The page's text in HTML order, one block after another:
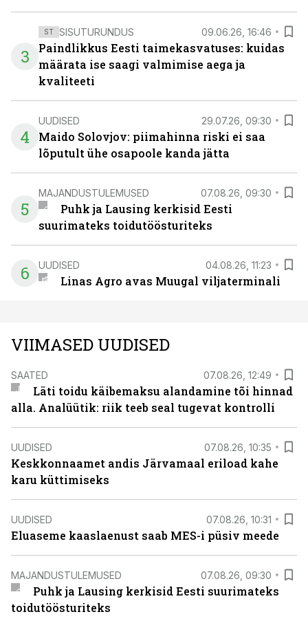
3
ST SISUTURUNDUS 09.06.26, 16:46
Paindlikkus Eesti taimekasvatuses: kuidas
määrata ise saagi valmimise aega ja
kvaliteeti
4
UUDISED 29.07.26, 09:30
Maido Solovjov: piimahinna riski ei saa
lõputult ühe osapoole kanda jätta
5
MAJANDUSTULEMUSED 07.08.26, 09:30
Puhk ja Lausing kerkisid Eesti
suurimateks toidutöösturiteks
6 UUDISED 04.08.26, 11:23
Linas Agro avas Muugal viljaterminali
VIIMASED UUDISED
SAATED 07.08.26, 12:49
Läti toidu käibemaksu alandamine tõi hinnad
alla. Analüütik: riik teeb seal tugevat kontrolli
UUDISED 07.08.26, 10:35
Keskkonnaamet andis Järvamaal eriload kahe
karu küttimiseks
UUDISED 07.08.26, 10:31
Eluaseme kaaslaenust saab MES-i püsiv meede
MAJANDUSTULEMUSED 07.08.26, 09:30
Puhk ja Lausing kerkisid Eesti suurimateks
toidutöösturiteks